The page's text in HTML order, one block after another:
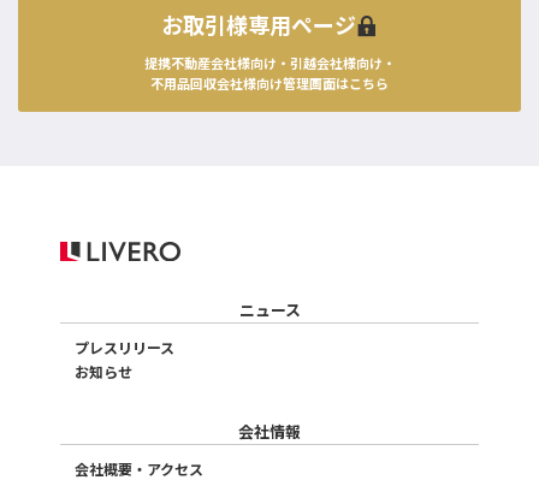
お取引様専用ページ
提携不動産会社様向け・引越会社様向け・
不用品回収会社様向け管理画面はこちら
ニュース
プレスリリース
お知らせ
会社情報
会社概要・アクセス